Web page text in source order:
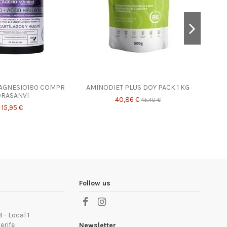
COMPR
15,95 €
AMINODIET PLUS DOY PACK 1 KG
40,86 € 45,40 €
- Local 1
Follow us